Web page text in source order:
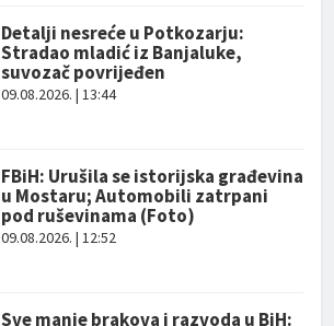
Detalji nesreće u Potkozarju:
Stradao mladić iz Banjaluke,
suvozač povrijeđen
09.08.2026. | 13:44
FBiH: Urušila se istorijska građevina
u Mostaru; Automobili zatrpani
pod ruševinama (Foto)
09.08.2026. | 12:52
Sve manje brakova i razvoda u BiH: